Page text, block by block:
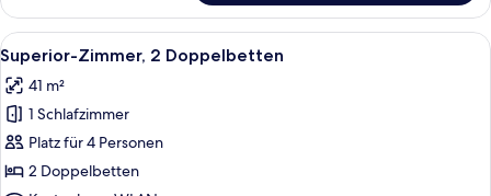
Zimmer,
2 Doppelbetten
Alle
Fotos
für
Superior-
Zimmer,
2 Doppelbetten
Ein Hotelzimmer mit zwei Betten,
6
Superior-Zimmer, 2 Doppelbetten
41 m²
1 Schlafzimmer
Platz für 4 Personen
2 Doppelbetten